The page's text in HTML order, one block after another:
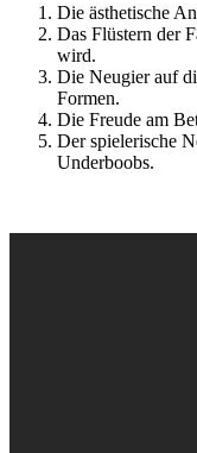
Die ästhetische
Das Flüstern der
wird.
Die Neugier auf
Formen.
Die Freude am
Der spielerische
Underboobs.